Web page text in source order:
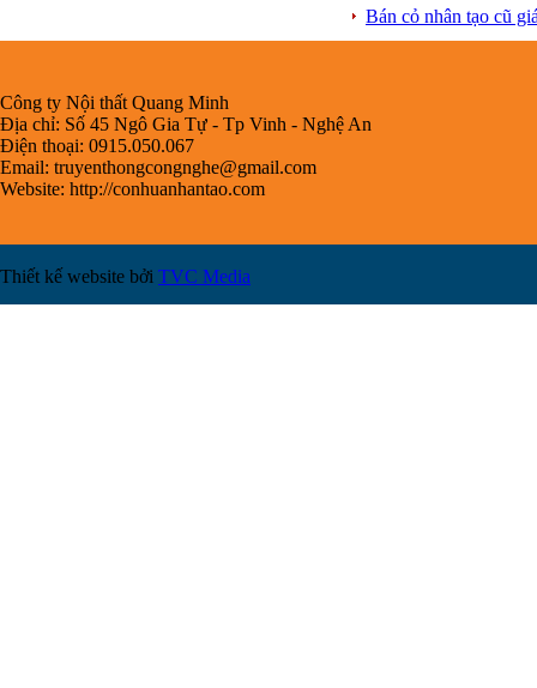
Bán cỏ nhân tạo cũ
Công ty Nội thất Quang Minh
Địa chỉ: Số 45 Ngô Gia Tự - Tp Vinh - Nghệ An
Điện thoại: 0915.050.067
Email: truyenthongcongnghe@gmail.com
Website: http://conhuanhantao.com
Thiết kế website bởi TVC Media